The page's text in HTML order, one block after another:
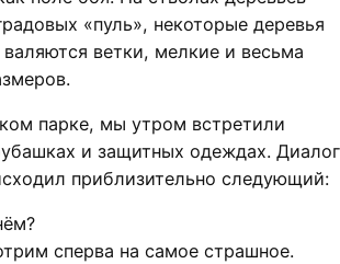
«пуль», некоторые деревья
ветки, мелкие и весьма
парке, мы утром встретили
и защитных одеждах. Диалог
приблизительно следующий:
сперва на самое страшное.